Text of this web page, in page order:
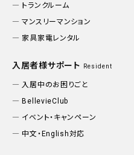
トランクルーム
マンスリーマンション
家具家電レンタル
入居者様サポート Resident
入居中のお困りごと
BellevieClub
イベント・キャンペーン
中文・English対応